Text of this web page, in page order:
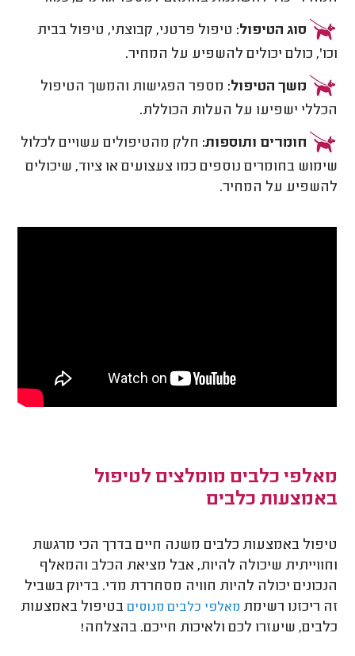
סוג הטיפול: טיפול פרטני, קבוצתי, טיפול בבית
וכו', כולם יכולים להשפיע על המחיר.
משך הטיפול: מספר הפגישות והמשך הטיפול
הכללי ישפיעו על העלות הכוללת.
חומרים ותוספות: חלק מהטיפולים עשויים לכלול
שימוש בחומרים נוספים כמו צעצועים או ציוד, שיכולים
להשפיע על המחיר.
מאלפי כלבים מומלצים לטיפול
באמצעות כלבים
טיפול באמצעות כלבים משנה חיים בדרך הכי מרגשת
וחווייתית שיכולה להיות, אבל מציאת הכלב והמאלף
הנכונים יכולה להיות חוויה מסחררת מדי. בדיוק בשביל
זה ריכזנו רשימת מאלפי כלבים מנוסים בטיפול באמצעות
כלבים, שיעזרו לכם ולאיכות חייכם. בהצלחה!